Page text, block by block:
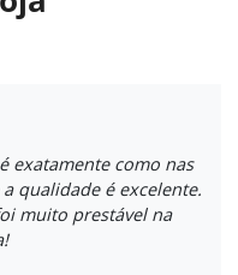
exatamente como nas
qualidade é excelente.
muito prestável na